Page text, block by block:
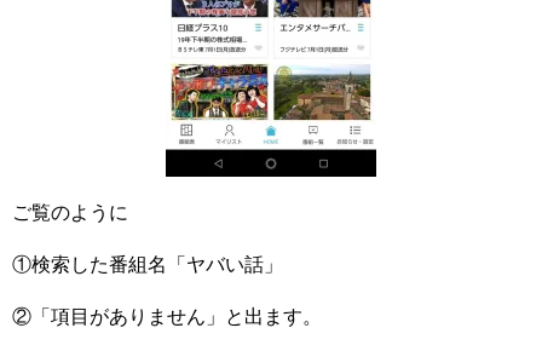
ご覧のように
①検索した番組名「ヤバい話」
②「項目がありません」と出ます。